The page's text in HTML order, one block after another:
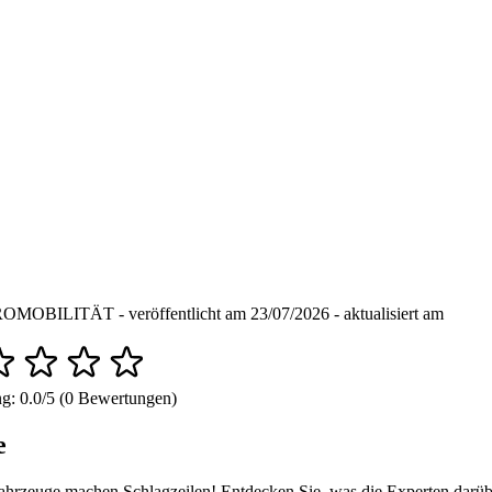
- veröffentlicht am 23/07/2026 - aktualisiert am
0.0/5 (0 Bewertungen)